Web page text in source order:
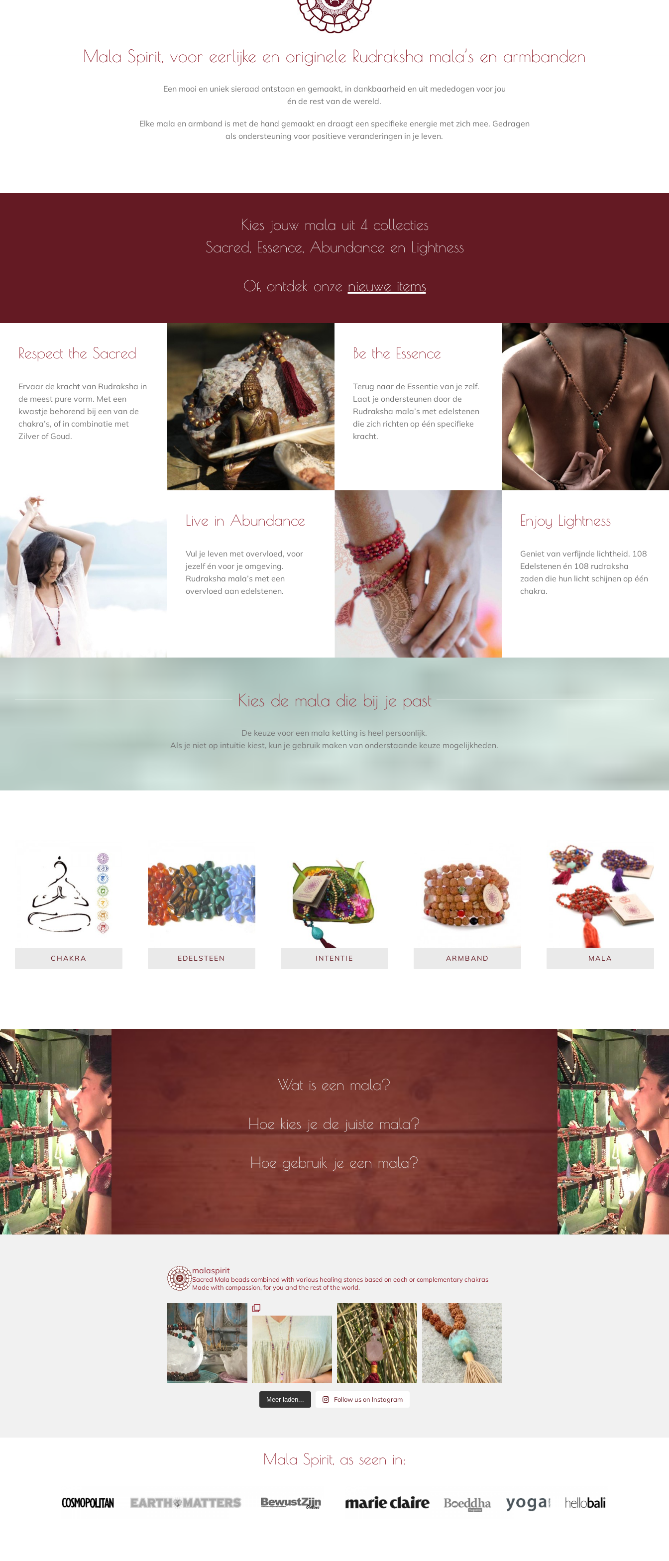
Mala Spirit, voor eerlijke en originele Rudraksha mala’s en armbanden
Een mooi en uniek sieraad ontstaan en gemaakt, in dankbaarheid en uit mededogen voor jou
én de rest van de wereld.
Elke mala en armband is met de hand gemaakt en draagt een specifieke energie met zich mee. Gedragen
als ondersteuning voor positieve veranderingen in je leven.
Kies jouw mala uit 4 collecties
Sacred, Essence, Abundance en Lightness
Of, ontdek onze nieuwe items
Respect the Sacred
Ervaar de kracht van Rudraksha in
de meest pure vorm. Met een
kwastje behorend bij een van de
chakra’s, of in combinatie met
Zilver of Goud.
Be the Essence
Terug naar de Essentie van je zelf.
Laat je ondersteunen door de
Rudraksha mala’s met edelstenen
die zich richten op één specifieke
kracht.
Live in Abundance
Vul je leven met overvloed, voor
jezelf én voor je omgeving.
Rudraksha mala’s met een
overvloed aan edelstenen.
Enjoy Lightness
Geniet van verfijnde lichtheid. 108
Edelstenen én 108 rudraksha
zaden die hun licht schijnen op één
chakra.
Kies de mala die bij je past
De keuze voor een mala ketting is heel persoonlijk.
Als je niet op intuïtie kiest, kun je gebruik maken van onderstaande keuze mogelijkheden.
CHAKRA EDELSTEEN INTENTIE ARMBAND MALA
Wat is een mala?
Hoe kies je de juiste mala?
Hoe gebruik je een mala?
malaspirit
Sacred Mala beads combined with various healing stones based on each or complementary chakras
Made with compassion, for you and the rest of the world.
Meer laden... Follow us on Instagram
Mala Spirit, as seen in: